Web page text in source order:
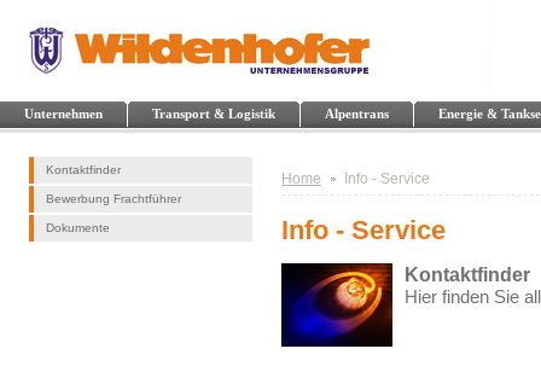
Unternehmen Transport & Logistik Alpentrans Energie &
Kontaktfinder
Bewerbung Frachtführer
Dokumente
Home Info - Service
Info - Service
Kontaktfinder
Hier finden Sie